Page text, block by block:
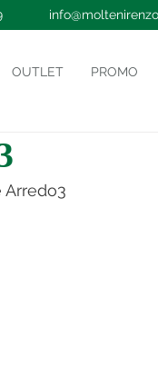
OUTLET PROMO
Arredo3